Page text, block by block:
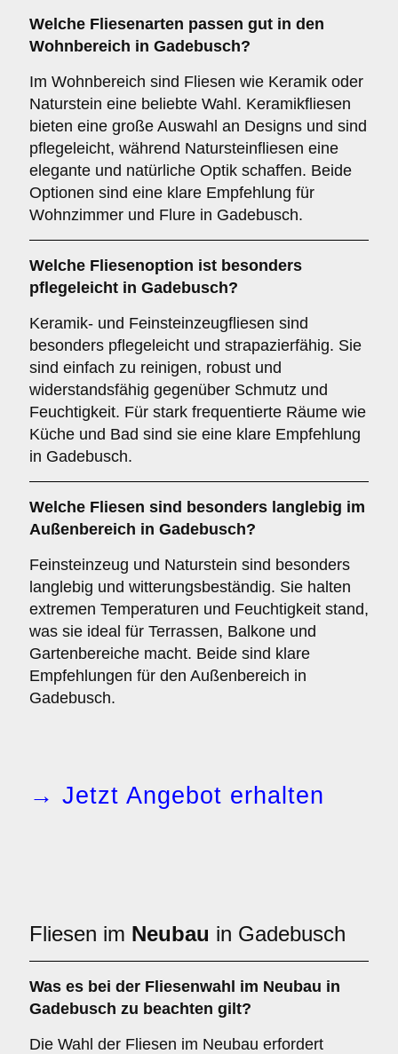
Welche Fliesenarten passen gut in den
Wohnbereich in Gadebusch?
Im Wohnbereich sind Fliesen wie Keramik oder
Naturstein eine beliebte Wahl. Keramikfliesen
bieten eine große Auswahl an Designs und sind
pflegeleicht, während Natursteinfliesen eine
elegante und natürliche Optik schaffen. Beide
Optionen sind eine klare Empfehlung für
Wohnzimmer und Flure in Gadebusch.
Welche Fliesenoption ist besonders
pflegeleicht in Gadebusch?
Keramik- und Feinsteinzeugfliesen sind
besonders pflegeleicht und strapazierfähig. Sie
sind einfach zu reinigen, robust und
widerstandsfähig gegenüber Schmutz und
Feuchtigkeit. Für stark frequentierte Räume wie
Küche und Bad sind sie eine klare Empfehlung
in Gadebusch.
Welche Fliesen sind besonders langlebig im
Außenbereich in Gadebusch?
Feinsteinzeug und Naturstein sind besonders
langlebig und witterungsbeständig. Sie halten
extremen Temperaturen und Feuchtigkeit stand,
was sie ideal für Terrassen, Balkone und
Gartenbereiche macht. Beide sind klare
Empfehlungen für den Außenbereich in
Gadebusch.
→ Jetzt Angebot erhalten
Fliesen im Neubau in Gadebusch
Was es bei der Fliesenwahl im Neubau in
Gadebusch zu beachten gilt?
Die Wahl der Fliesen im Neubau erfordert